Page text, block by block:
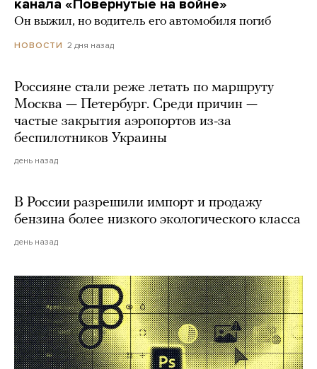
канала «Повернутые на войне»
Он выжил, но водитель его автомобиля погиб
НОВОСТИ 2 дня назад
Россияне стали реже летать по маршруту
Москва — Петербург. Среди причин —
частые закрытия аэропортов из-за
беспилотников Украины
день назад
В России разрешили импорт и продажу
бензина более низкого экологического класса
день назад